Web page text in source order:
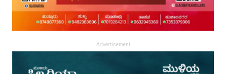
Advertisement